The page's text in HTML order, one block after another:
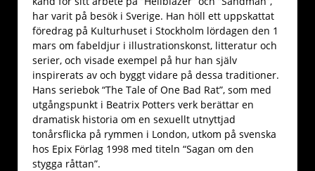
har varit på besök i Sverige. Han höll ett uppskattat
föredrag på Kulturhuset i Stockholm lördagen den 1
mars om fabeldjur i illustrationskonst, litteratur och
serier, och visade exempel på hur han själv
inspirerats av och byggt vidare på dessa traditioner.
Hans seriebok “The Tale of One Bad Rat”, som med
utgångspunkt i Beatrix Potters verk berättar en
dramatisk historia om en sexuellt utnyttjad
tonårsflicka på rymmen i London, utkom på svenska
hos Epix Förlag 1998 med titeln “Sagan om den
stygga råttan”.